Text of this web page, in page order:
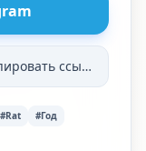
ссылку
#Rat
#Год